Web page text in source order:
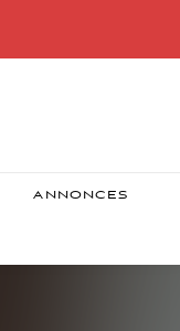
ANNONCES